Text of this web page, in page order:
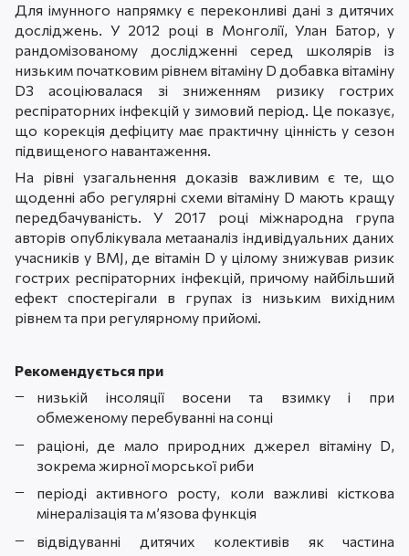
Для імунного напрямку є переконливі дані з дитячих
досліджень. У 2012 році в Монголії, Улан Батор, у
рандомізованому дослідженні серед школярів із
низьким початковим рівнем вітаміну D добавка вітаміну
D3 асоціювалася зі зниженням ризику гострих
респіраторних інфекцій у зимовий період. Це показує,
що корекція дефіциту має практичну цінність у сезон
підвищеного навантаження.
На рівні узагальнення доказів важливим є те, що
щоденні або регулярні схеми вітаміну D мають кращу
передбачуваність. У 2017 році міжнародна група
авторів опублікувала метааналіз індивідуальних даних
учасників у BMJ, де вітамін D у цілому знижував ризик
гострих респіраторних інфекцій, причому найбільший
ефект спостерігали в групах із низьким вихідним
рівнем та при регулярному прийомі.
Рекомендується при
низькій інсоляції восени та взимку і при
обмеженому перебуванні на сонці
раціоні, де мало природних джерел вітаміну D,
зокрема жирної морської риби
періоді активного росту, коли важливі кісткова
мінералізація та м’язова функція
відвідуванні дитячих колективів як частина